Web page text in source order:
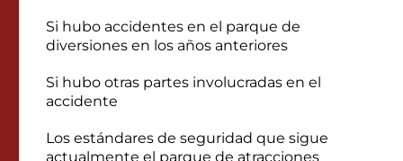
Si hubo accidentes en el parque de
diversiones en los años anteriores
Si hubo otras partes involucradas en el
accidente
Los estándares de seguridad que sigue
actualmente el parque de atracciones